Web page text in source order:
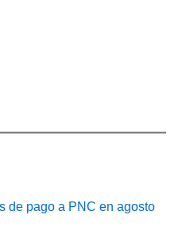
de pago a PNC en agosto